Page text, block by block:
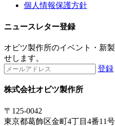
個人情報保護方針
ニュースレター登録
オビツ製作所のイベント・新
せします。
登録
株式会社オビツ製作所
〒125-0042
東京都葛飾区金町4丁目4番11号